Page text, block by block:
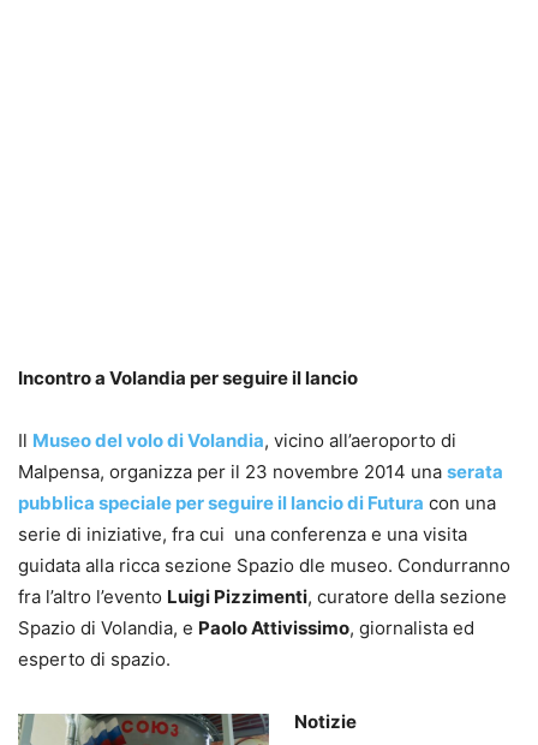
Incontro a Volandia per seguire il lancio
Il Museo del volo di Volandia, vicino all’aeroporto di
Malpensa, organizza per il 23 novembre 2014 una serata
pubblica speciale per seguire il lancio di Futura con una
serie di iniziative, fra cui una conferenza e una visita
guidata alla ricca sezione Spazio dle museo. Condurranno
fra l’altro l’evento Luigi Pizzimenti, curatore della sezione
Spazio di Volandia, e Paolo Attivissimo, giornalista ed
esperto di spazio.
Notizie